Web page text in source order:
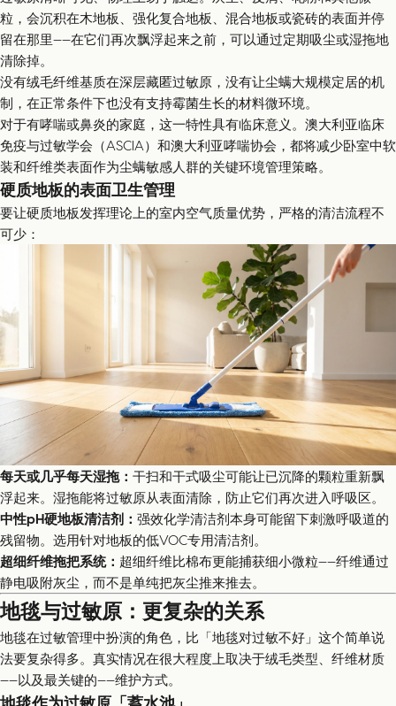
粒，会沉积在木地板、强化复合地板、混合地板或瓷砖的表面并停
留在那里——在它们再次飘浮起来之前，可以通过定期吸尘或湿拖地
清除掉。
没有绒毛纤维基质在深层藏匿过敏原，没有让尘螨大规模定居的机
制，在正常条件下也没有支持霉菌生长的材料微环境。
对于有哮喘或鼻炎的家庭，这一特性具有临床意义。澳大利亚临床
免疫与过敏学会（ASCIA）和澳大利亚哮喘协会，都将减少卧室中软
装和纤维类表面作为尘螨敏感人群的关键环境管理策略。
硬质地板的表面卫生管理
要让硬质地板发挥理论上的室内空气质量优势，严格的清洁流程不
可少：
每天或几乎每天湿拖： 干扫和干式吸尘可能让已沉降的颗粒重新飘
浮起来。湿拖能将过敏原从表面清除，防止它们再次进入呼吸区。
中性pH硬地板清洁剂： 强效化学清洁剂本身可能留下刺激呼吸道的
残留物。选用针对地板的低VOC专用清洁剂。
超细纤维拖把系统： 超细纤维比棉布更能捕获细小微粒——纤维通过
静电吸附灰尘，而不是单纯把灰尘推来推去。
地毯与过敏原：更复杂的关系
地毯在过敏管理中扮演的角色，比「地毯对过敏不好」这个简单说
法要复杂得多。真实情况在很大程度上取决于绒毛类型、纤维材质
——以及最关键的——维护方式。
地毯作为过敏原「蓄水池」